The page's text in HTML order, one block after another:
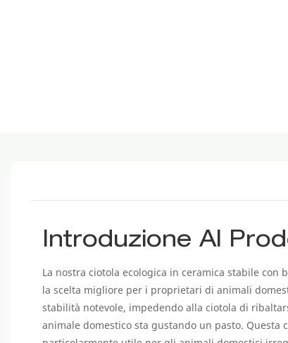
Introduzione Al
La nostra ciotola ecologica in ceramica stabile con
la scelta migliore per i proprietari di animali
stabilità notevole, impedendo alla ciotola di
animale domestico sta gustando un pasto. Questa